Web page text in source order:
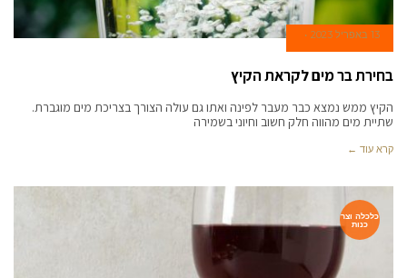
13 באפריל 2023
בחירת בר מים לקראת הקיץ
הקיץ ממש נמצא כבר מעבר לפינה ואתו גם עולה הצורך בצריכת מים מוגברת.
שתיית מים מהווה חלק חשוב וחיוני בשמירה
קרא עוד ←
כלכלה וצר
כנות